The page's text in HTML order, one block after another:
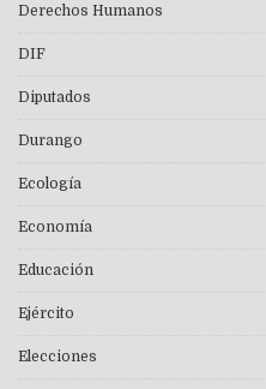
Derechos Humanos
DIF
Diputados
Durango
Ecología
Economía
Educación
Ejército
Elecciones